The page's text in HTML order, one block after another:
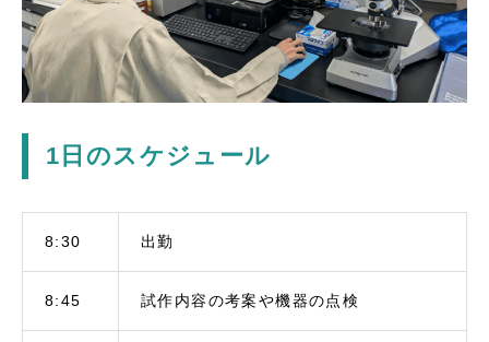
1日のスケジュール
8:30 出勤
8:45 試作内容の考案や機器の点検